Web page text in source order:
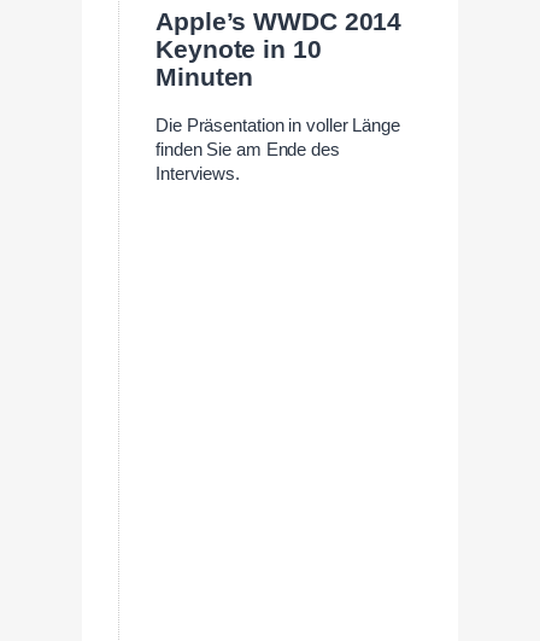
Apple’s WWDC 2014
Keynote in 10
Minuten
Die Präsentation in voller Länge
finden Sie am Ende des
Interviews.